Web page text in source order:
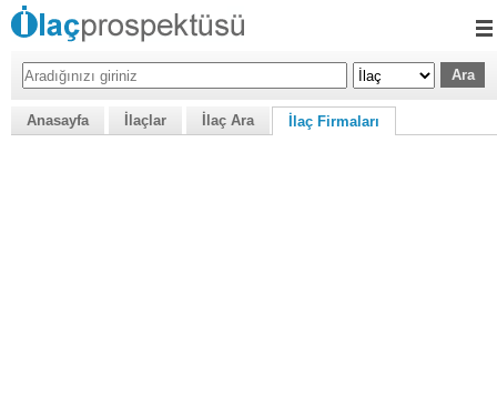
Anasayfa İlaçlar İlaç Ara İlaç Firmaları